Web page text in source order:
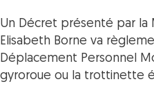
Un Décret présenté par la
Elisabeth Borne va
Déplacement Personnel
gyroroue ou la trottinette